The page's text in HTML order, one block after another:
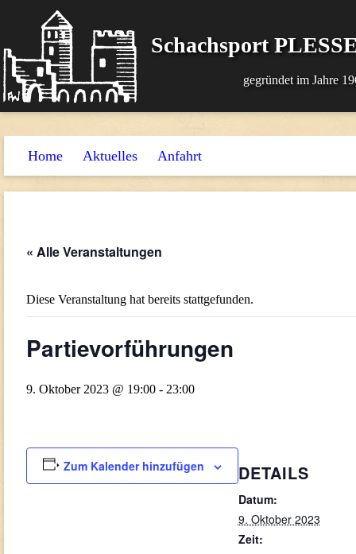
Schachsport
gegründet im Jahre
Home Aktuelles Anfahrt
« Alle Veranstaltungen
Diese Veranstaltung hat bereits stattgefunden.
Partievorführungen
9. Oktober 2023 @ 19:00 - 23:00
Zum Kalender hinzufügen DETAILS
Datum:
9. Oktober 2023
Zeit: